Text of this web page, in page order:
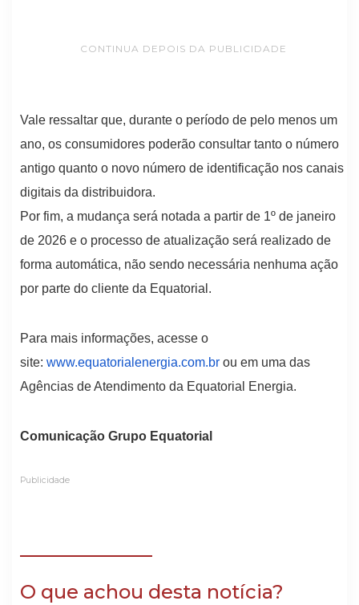
CONTINUA DEPOIS DA PUBLICIDADE
Vale ressaltar que, durante o período de pelo menos um
ano, os consumidores poderão consultar tanto o número
antigo quanto o novo número de identificação nos canais
digitais da distribuidora.
Por fim, a mudança será notada a partir de 1º de janeiro
de 2026 e o processo de atualização será realizado de
forma automática, não sendo necessária nenhuma ação
por parte do cliente da Equatorial.
Para mais informações, acesse o
site: www.equatorialenergia.com.br ou em uma das
Agências de Atendimento da Equatorial Energia.
Comunicação Grupo Equatorial
Publicidade
O que achou desta notícia?